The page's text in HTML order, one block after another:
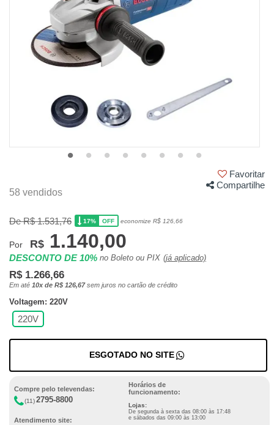
Imagem meramente ilustrativa, não acompanha disco.
Favoritar
58 vendidos
Compartilhe
De R$ 1.531,76 17% OFF economize R$ 126,66
Por R$ 1.140,00
DESCONTO DE 10% no Boleto ou PIX (já aplicado)
R$ 1.266,66
Em até 10x de R$ 126,67sem juros no cartão de crédito
Voltagem: 220V
220V
ESGOTADO NO SITE
Compre pelo televendas:
(11)2795-8800
Atendimento site:
Horários de
funcionamento:
Lojas:
De segunda à sexta das 08:00 às 17:48
e sábados das 09:00 às 13:00